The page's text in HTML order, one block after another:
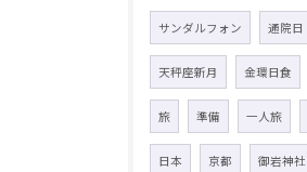
サンダルフォン 通院日
天秤座新月 金環日食
旅 準備 一人旅
日本 京都 御岩神社